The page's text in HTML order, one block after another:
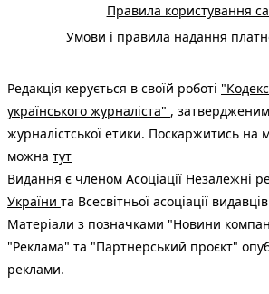
Правила користування
Умови і правила надання
Редакція керується в своїй роботі
українського журналіста" ,
журналістської етики. Поскаржитись на
можна тут
Видання є членом Асоціації Незалежні
України та Всесвітньої асоціації видавців
Матеріали з позначками "Новини
"Реклама" та "Партнерський проєкт"
реклами.